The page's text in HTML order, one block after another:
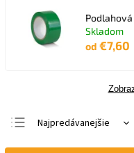
Skladom
od €7,60
Najlacnejšie
Najpredávanejšie